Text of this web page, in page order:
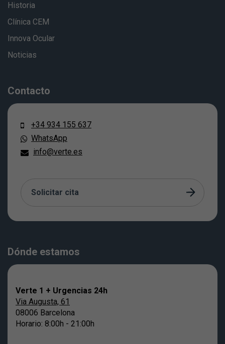
Historia
Clínica CEM
Innova Ocular
Noticias
Contacto
+34 934 155 637
WhatsApp
info@verte.es
Solicitar cita
Dónde estamos
Verte 1 + Urgencias 24h
Via Augusta, 61
08006 Barcelona
Horario: 8:00h - 21:00h